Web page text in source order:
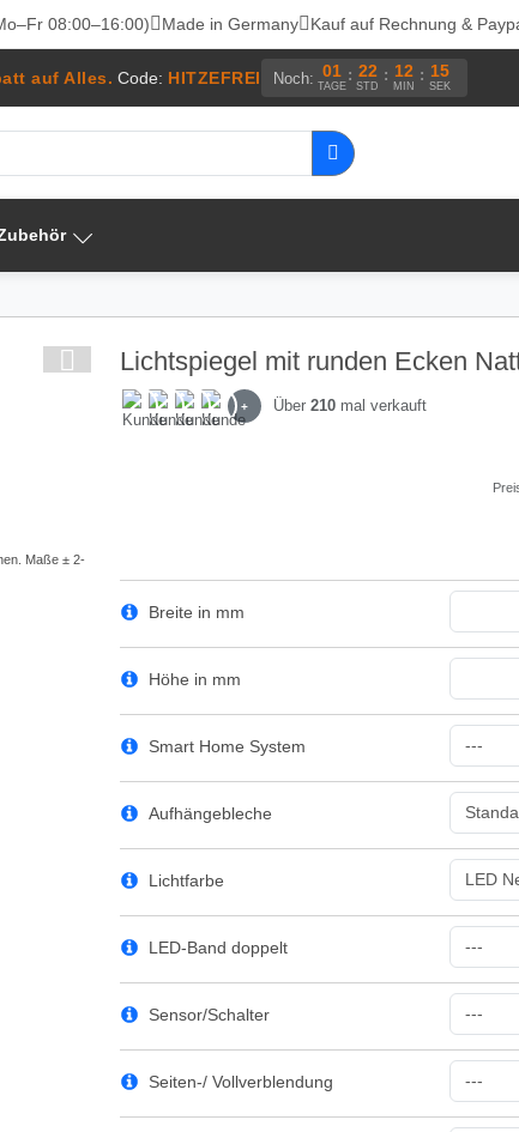
08:00–16:00) Made in Germany Kauf auf Rechnung &
auf Alles. Code: HITZEFREI Noch: 01
TAGE
: 22
STD
: 12
MIN
: 14
SEK
Lichtspiegel mit runden Ecken
+ Über 210 mal verkauft
Breite in mm
Höhe in mm
Smart Home System
Aufhängebleche
Lichtfarbe
LED-Band doppelt
Sensor/Schalter
Seiten-/ Vollverblendung